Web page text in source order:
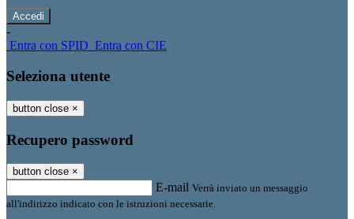
-
Entra con SPID Entra con CIE
Seleziona utente
button close ×
Recupero password
button close ×
E-mail Verrà inviato un messaggio
all'indirizzo indicato con le istruzioni necessarie.